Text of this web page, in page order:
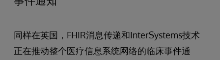
同样在英国，FHIR消息传递和InterSystems技术
正在推动整个医疗信息系统网络的临床事件通